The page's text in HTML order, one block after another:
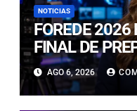
NOTICIAS
FOREDE 2026
FINAL DE
NUEVAS
ACCESO Y
ATACAMA
AGO 6, 2026